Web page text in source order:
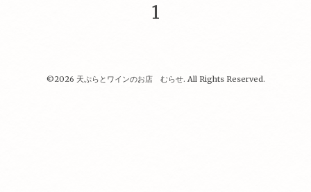
1
©2026 天ぷらとワインのお店 むらせ. All Rights Reserved.